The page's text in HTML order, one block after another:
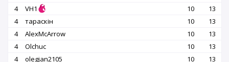
4
VH1 10
13
4
тараскін 10
13
4
AlexMcArrow 10
13
4
Olchuc 10
13
4
olegjan2105 10
13